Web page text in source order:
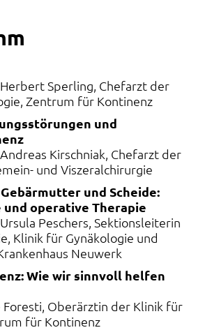
Sperling, Chefarzt der
Zentrum für Kontinenz
und
Kirschniak, Chefarzt der
und Viszeralchirurgie
und Scheide:
operative Therapie
Peschers, Sektionsleiterin
Klinik für Gynäkologie und
Neuwerk
Wie wir sinnvoll helfen
Foresti, Oberärztin der Klinik für
für Kontinenz